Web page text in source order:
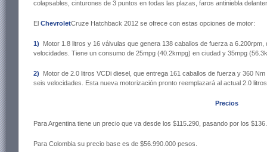
colapsables, cinturones de 3 puntos en todas las plazas, faros antiniebla
El ChevroletCruze Hatchback 2012 se ofrece con estas opciones de motor:
1) Motor 1.8 litros y 16 válvulas que genera 138 caballos de fuerza a
velocidades. Tiene un consumo de 25mpg (40.2kmpg) en ciudad y 35mpg
2) Motor de 2.0 litros VCDi diesel, que entrega 161 caballos de fuerza y 360
seis velocidades. Esta nueva motorización pronto reemplazará al actual 2.0
Precios
Para Argentina tiene un precio que va desde los $115.290, pasando por los
Para Colombia su precio base es de $56.990.000 pesos.